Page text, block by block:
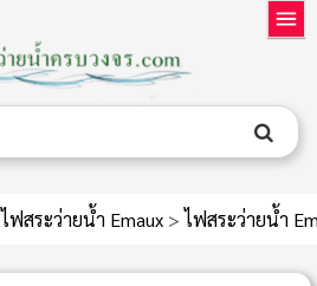
ไฟสระว่ายน้ำ Emaux > ไฟสระว่ายน้ำ